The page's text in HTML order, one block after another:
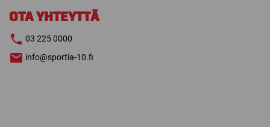
OTA YHTEYTTÄ
03 225 0000
info@sportia-10.fi